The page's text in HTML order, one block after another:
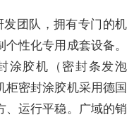
团队，拥有专门的机
性化专用成套设备。
涂胶机（密封条发泡
柜密封涂胶机采用德国
、运行平稳。广域的销